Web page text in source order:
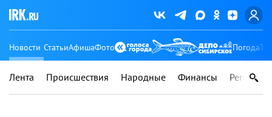
Новости СтатьиАфишаФото Погода
Лента Происшествия Народные Финансы Регионы